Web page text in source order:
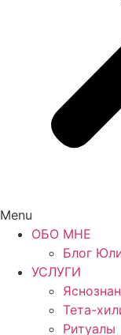
Menu
ОБО МНЕ
Блог
УСЛУГИ
Тета-
Ритуалы